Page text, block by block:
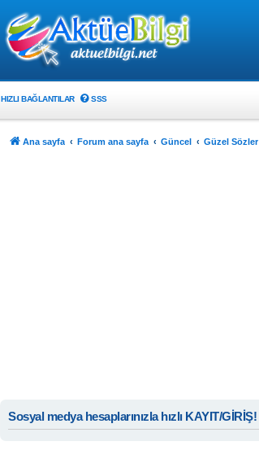
HIZLI BAĞLANTILAR SSS
Ana sayfa Forum ana sayfa Güncel Güzel Sözler
Sosyal medya hesaplarınızla hızlı KAYIT/GİRİŞ!